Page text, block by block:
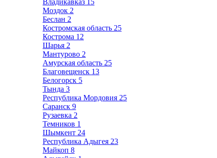
Владикавказ 15
Моздок 2
Беслан 2
Костромская область 25
Кострома 12
Шарья 2
Мантурово 2
Амурская область 25
Благовещенск 13
Белогорск 5
Тында 3
Республика Мордовия 25
Саранск 9
Рузаевка 2
Темников 1
Шымкент 24
Республика Адыгея 23
Майкоп 8